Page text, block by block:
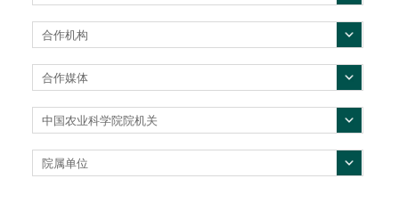
合作机构
合作媒体
中国农业科学院院机关
院属单位